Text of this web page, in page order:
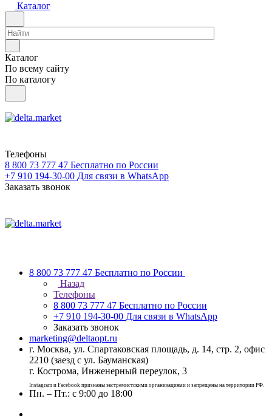
Каталог
Каталог
По всему сайту
По каталогу
Телефоны
8 800 73 777 47 Бесплатно по России
+7 910 194-30-00 Для связи в WhatsApp
Заказать звонок
8 800 73 777 47 Бесплатно по России
Назад
Телефоны
8 800 73 777 47 Бесплатно по России
+7 910 194-30-00 Для связи в WhatsApp
Заказать звонок
marketing@deltaopt.ru
г. Москва, ул. Спартаковская площадь, д. 14, стр. 2, офис
2210 (заезд с ул. Бауманская)
г. Кострома, Инженерный переулок, 3
Instagram и Facebook признаны экстремистскими организациями и запрещены на территории РФ.
Пн. – Пт.: с 9:00 до 18:00